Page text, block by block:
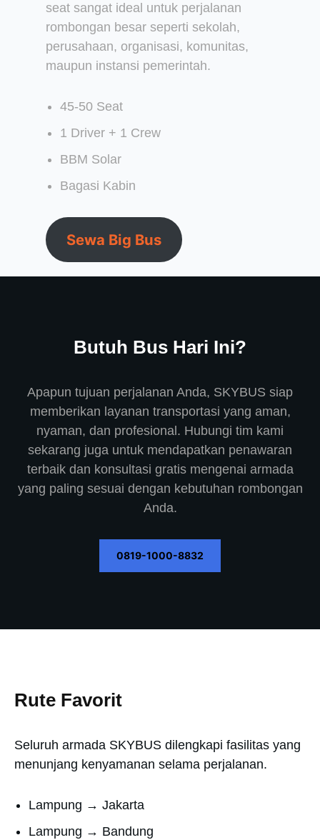
seat sangat ideal untuk perjalanan
rombongan besar seperti sekolah,
perusahaan, organisasi, komunitas,
maupun instansi pemerintah.
45-50 Seat
1 Driver + 1 Crew
BBM Solar
Bagasi Kabin
Sewa Big Bus
Butuh Bus Hari Ini?
Apapun tujuan perjalanan Anda, SKYBUS siap
memberikan layanan transportasi yang aman,
nyaman, dan profesional. Hubungi tim kami
sekarang juga untuk mendapatkan penawaran
terbaik dan konsultasi gratis mengenai armada
yang paling sesuai dengan kebutuhan rombongan
Anda.
0819-1000-8832
Rute Favorit
Seluruh armada SKYBUS dilengkapi fasilitas yang
menunjang kenyamanan selama perjalanan.
Lampung → Jakarta
Lampung → Bandung